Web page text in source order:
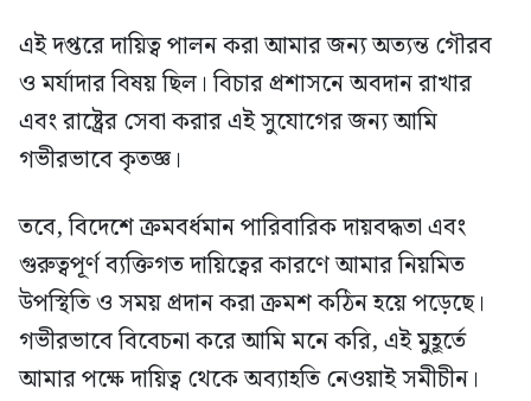
এই দপ্তরে দায়িত্ব পালন করা আমার জন্য অত্যন্ত গৌরব
ও মর্যাদার বিষয় ছিল। বিচার প্রশাসনে অবদান রাখার
এবং রাষ্ট্রের সেবা করার এই সুযোগের জন্য আমি
গভীরভাবে কৃতজ্ঞ।
তবে, বিদেশে ক্রমবর্ধমান পারিবারিক দায়বদ্ধতা এবং
গুরুত্বপূর্ণ ব্যক্তিগত দায়িত্বের কারণে আমার নিয়মিত
উপস্থিতি ও সময় প্রদান করা ক্রমশ কঠিন হয়ে পড়েছে।
গভীরভাবে বিবেচনা করে আমি মনে করি, এই মুহূর্তে
আমার পক্ষে দায়িত্ব থেকে অব্যাহতি নেওয়াই সমীচীন।